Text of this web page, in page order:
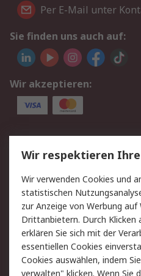
Per E-Mail unter
Sie finden uns auch auf:
Wir akzeptieren:
Service
Value Added Services
Rücksendungen
Hilfe
Rechtliches
AGB
Cookie-Richtlinie
Wir respektieren
Wir verwenden Cookies und
statistischen
zur Anzeige von Werbung auf
Drittanbietern. Durch Klicken
erklären Sie sich mit der
essentiellen Cookies
Cookies auswählen, indem
verwalten" klicken. Wenn Sie